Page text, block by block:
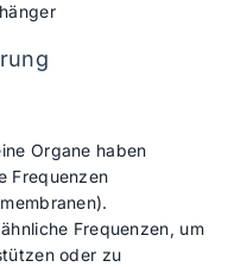
Organe haben
Frequenzen
Frequenzen, um
oder zu